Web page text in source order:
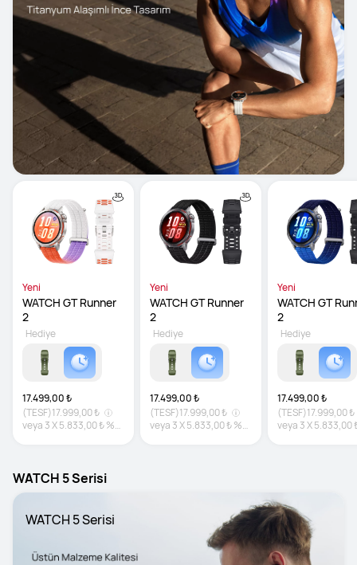
Yeni
WATCH GT Runner
2
17.499,00 ₺
(TESF)17.999,00 ₺
veya 3X5.833,00 ₺%0
Hediye
Yeni
WATCH GT Runner
2
17.499,00 ₺
(TESF)17.999,00 ₺
veya 3X5.833,00 ₺%0
Hediye
Yeni
WATCH GT
2
17.499,00 ₺
(TESF)17.999,00 ₺
veya 3X5.833,00
Hediye
WATCH 5 Serisi
WATCH 5 Serisi